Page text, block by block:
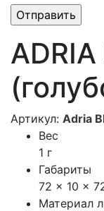
Артикул: Adria
Вес
1 г
Габариты
72 × 10 ×
Материал